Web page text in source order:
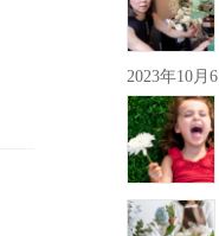
2023年10月